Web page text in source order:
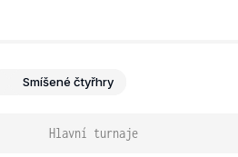
Smíšené čtyřhry
Hlavní turnaje